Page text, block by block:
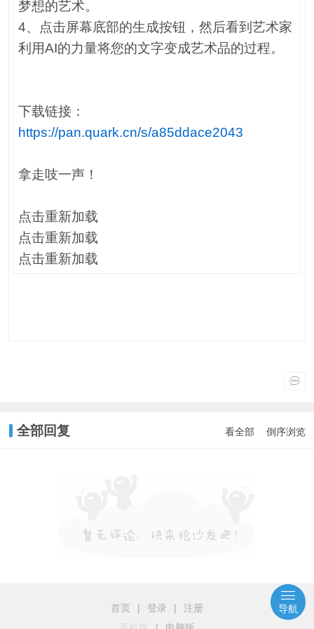
梦想的艺术。
4、点击屏幕底部的生成按钮，然后看到艺术家
利用AI的力量将您的文字变成艺术品的过程。
下载链接：
https://pan.quark.cn/s/a85ddace2043
拿走吱一声！
点击重新加载
点击重新加载
点击重新加载
全部回复 看全部 倒序浏览
首页 | 登录 |
注册
导航